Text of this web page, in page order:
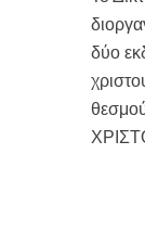
δύο